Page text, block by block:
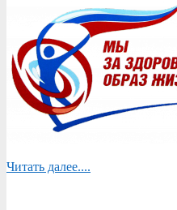
Читать далее....